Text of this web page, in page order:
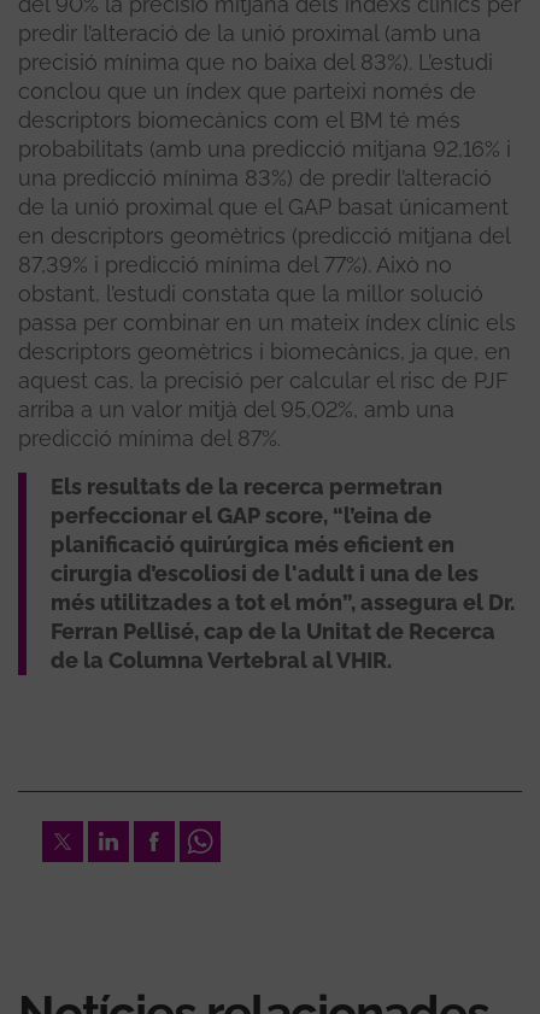
predir l’alteració de la unió proximal (amb una
precisió mínima que no baixa del 83%). L’estudi
conclou que un índex que parteixi només de
descriptors biomecànics com el BM té més
probabilitats (amb una predicció mitjana 92,16% i
una predicció mínima 83%) de predir l’alteració
de la unió proximal que el GAP basat únicament
en descriptors geomètrics (predicció mitjana del
87,39% i predicció mínima del 77%). Això no
obstant, l’estudi constata que la millor solució
passa per combinar en un mateix índex clínic els
descriptors geomètrics i biomecànics, ja que, en
aquest cas, la precisió per calcular el risc de PJF
arriba a un valor mitjà del 95,02%, amb una
predicció mínima del 87%.
Els resultats de la recerca permetran
perfeccionar el GAP score, “l’eina de
planificació quirúrgica més eficient en
cirurgia d’escoliosi de l'adult i una de les
més utilitzades a tot el món”, assegura el Dr.
Ferran Pellisé, cap de la Unitat de Recerca
de la Columna Vertebral al VHIR.
TwitterLinkedInFacebookWhatsapp